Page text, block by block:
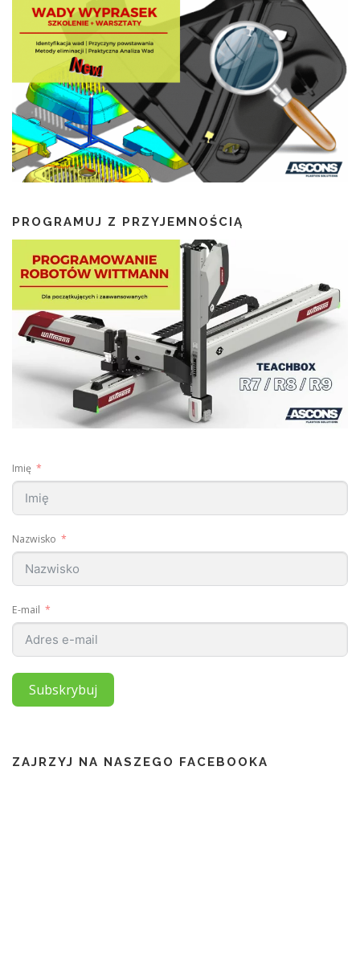
PROGRAMUJ Z PRZYJEMNOŚCIĄ
Imię
Nazwisko
E-mail
Subskrybuj
ZAJRZYJ NA NASZEGO FACEBOOKA